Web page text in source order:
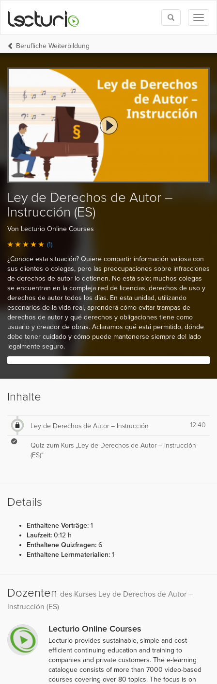
Toggle
search
Berufliche Weiterbildung
Ley de Derechos de Autor –
Instrucción (ES)
Von Lecturio Online Courses
(1)
¿Conoce esta situación? Quiere compartir información valiosa con
sus clientes o colegas, pero las preocupaciones sobre infracciones
de derechos de autor lo detienen. No está solo; muchos colegas
se encuentran en la compleja red de licencias, derechos de uso y
derechos de autor todos los días. En esta unidad, utilizando
escenarios de la vida real, aprenderá cómo evitar trampas de
derechos de autor y qué derechos y obligaciones tiene como
usuario y creador de obras. Aclaramos qué está permitido, dónde
debe tener cuidado y cómo puede mantenerse siempre del lado
legalmente seguro.
Inhalte
Ley de Derechos de Autor – Instrucción 12:40
Quiz zum Kurs „Ley de Derechos de Autor – Instrucción
(ES)“
Details
Enthaltene Vorträge: 1
Laufzeit: 0:12 h
Enthaltene Quizfragen: 6
Enthaltene Lernmaterialien: 1
Dozenten des Kurses Ley de Derechos de Autor –
Instrucción (ES)
Lecturio Online Courses
Lecturio provides sustainable, simple and cost-
efficient continuing education and training to
companies and private customers. The e-learning
catalogue consists of more than 7000 video-based
courses covering over 80 topics. The focus is on